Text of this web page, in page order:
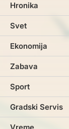
Hronika
Svet
Ekonomija
Zabava
Sport
Gradski Servis